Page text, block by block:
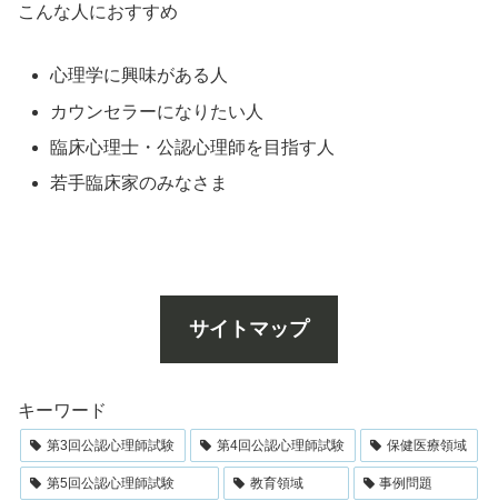
こんな人におすすめ
心理学に興味がある人
カウンセラーになりたい人
臨床心理士・公認心理師を目指す人
若手臨床家のみなさま
サイトマップ
キーワード
第3回公認心理師試験 第4回公認心理師試験 保健医療領域
第5回公認心理師試験 教育領域 事例問題